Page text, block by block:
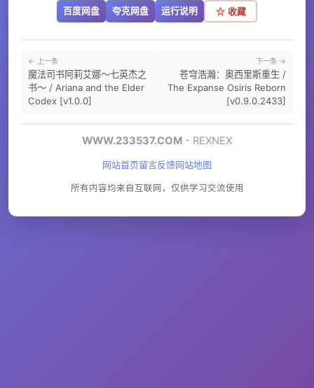
百度网盘 夸克网盘 运行说明 ☆ 收藏
← 上一条
魔法司书阿莉艾娜～七英杰之
书～ / Ariana and the Elder
Codex [v1.0.0]
下一条 →
苍穹浩瀚：奥西里斯重生 /
The Expanse Osiris Reborn
[v0.9.0.2433]
WWW.233537.COM - REXNEX
网站首页留言反馈网站地图
所有内容均来自互联网，仅供学习交流使用